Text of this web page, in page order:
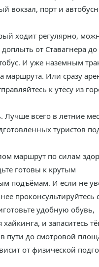
вокзал, порт и
ходит регулярно,
от Ставагнера до
И уже наземным
маршрута. Или сразу
к утёсу из
Лучше всего в летние
туристов
маршрут по силам
готовы к крутым
подъёмам. И если не
проконсультируйтесь
удобную обувь,
и запаситесь
пути до смотровой
от физической